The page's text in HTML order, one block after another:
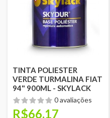
TINTA POLIESTER
VERDE TURMALINA FIAT
94" 900ML - SKYLACK
0 avaliações
R$66,17